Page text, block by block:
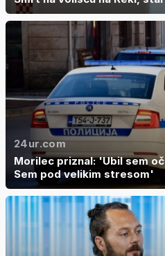
24ur.com
Morilec priznal: 'Ubil sem
Sem pod velikim stresom'